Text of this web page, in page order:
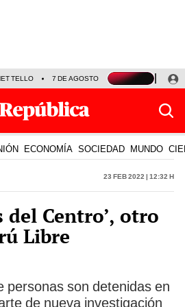
TELLO 7 DE AGOSTO TINKA RESULTADOS
ECONOMÍA SOCIEDAD MUNDO
23 Feb 2022 | 12:32 h
del Centro’, otro
Libre
personas son detenidas en
de nueva investigación